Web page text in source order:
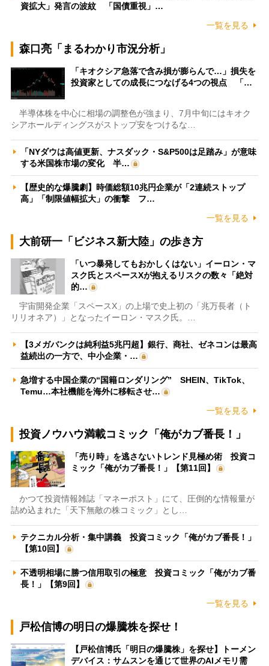
資拡大」発言の波紋 「国債重視」…
一覧を見る
森口亮「まるわかり市況分析」
「キオクシア急落で含み損が膨らんで…」損失を
投資家としての成長につなげる4つの視点 「…
半導体株を中心に相場の調整色が強まり、7月中旬にはキオク
シアホールディングスがストップ安をつけるな…
「NYダウは高値更新、ナスダック・S&P500は足踏み」が意味
する米国株市場の変化 半…
【歴史的な爆騰劇】時価総額10兆円企業が「2連続ストップ
高」「制限値幅拡大」の衝撃 フ…
一覧を見る
大前研一「ビジネス新大陸」の歩き方
「いつ暴発してもおかしくはない」イーロン・マ
スク氏とスペースXが抱えるリスクの数々「絶対
的…
宇宙開発企業「スペースX」の上場で史上初の「兆万長者（ト
リリオネア）」となったイーロン・マスク氏。…
【3メガバンクは純利益5兆円超】銀行、商社、ゼネコンは最高
益続出の一方で、中小企業・…
急増する中国企業の“国籍ロンダリング” SHEIN、TikTok、
Temu…本社機能を海外に移転させ…
一覧を見る
投資ノウハウ満載コミック「俺がカブ番長！」
「売り時」を逃さないトレンド見極め術 投資コ
ミック「俺がカブ番長！」【第11回】
かつて投資情報雑誌「マネーポスト」にて、圧倒的な情報量が
詰め込まれた「天下無敵の株コミック」とし…
テクニカル分析・集中講義 投資コミック「俺がカブ番長！」
【第10回】
不透明相場に勝つ信用取引の極意 投資コミック「俺がカブ番
長！」【第9回】
一覧を見る
戸松信博の明日の爆騰株を探せ！
【戸松信博氏「明日の爆騰株」を探せ】トーメン
デバイス：サムスンを通じて世界のAIメモリ需